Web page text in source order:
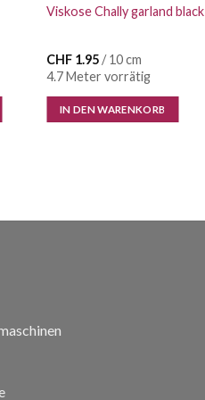
Viskose Chally garland black
CHF 1.95/ 10 cm
4.7 Meter vorrätig
IN DEN WARENKORB